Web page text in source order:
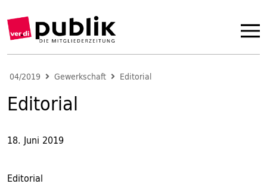
04/2019 Gewerkschaft Editorial
Editorial
18. Juni 2019
Editorial